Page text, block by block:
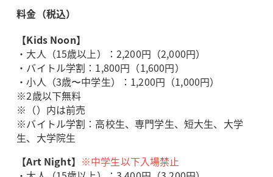
料金（税込）
【Kids Noon】
・大人（15歳以上）：2,200円（2,000円）
・バイトル学割：1,800円（1,600円）
・小人（3歳〜中学生）：1,200円（1,000円）
※2歳以下無料
※（）内は前売
※バイトル学割：高校生、専門学生、短大生、大学
生、大学院生
【Art Night】 ※中学生以下入場禁止